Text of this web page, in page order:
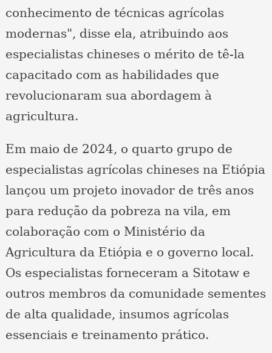
conhecimento de técnicas agrícolas
modernas", disse ela, atribuindo aos
especialistas chineses o mérito de tê-la
capacitado com as habilidades que
revolucionaram sua abordagem à
agricultura.
Em maio de 2024, o quarto grupo de
especialistas agrícolas chineses na Etiópia
lançou um projeto inovador de três anos
para redução da pobreza na vila, em
colaboração com o Ministério da
Agricultura da Etiópia e o governo local.
Os especialistas forneceram a Sitotaw e
outros membros da comunidade sementes
de alta qualidade, insumos agrícolas
essenciais e treinamento prático.